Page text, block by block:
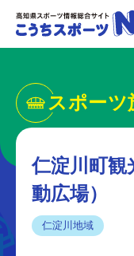
スポーツ
仁淀川町観
動広場）
仁淀川地域